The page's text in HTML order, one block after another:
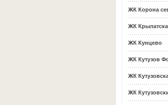
ЖК Корона
ЖК
ЖК Кунцево
ЖК Кутузов
ЖК
ЖК